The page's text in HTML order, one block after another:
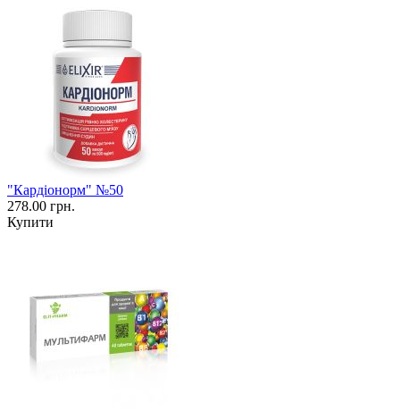
"Кардіонорм" №50
278.00 грн.
Купити